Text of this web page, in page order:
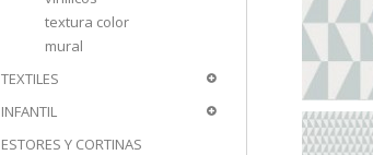
textura color
mural
TEXTILES
INFANTIL
ESTORES Y CORTINAS